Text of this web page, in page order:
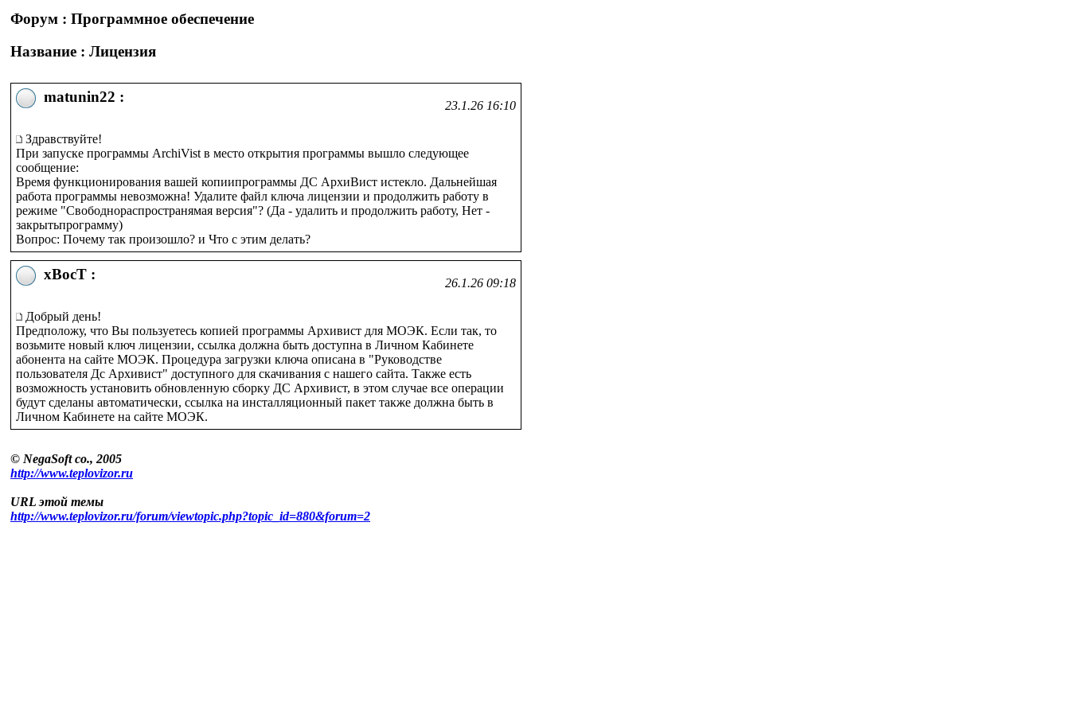
Форум : Программное обеспечение
Название : Лицензия
matunin22 :
23.1.26 16:10
Здравствуйте!
При запуске программы ArchiVist в место открытия программы вышло следующее
сообщение:
Время функционирования вашей копиипрограммы ДС АрхиВист истекло. Дальнейшая
работа программы невозможна! Удалите файл ключа лицензии и продолжить работу в
режиме "Свободнораспространямая версия"? (Да - удалить и продолжить работу, Нет -
закрытьпрограмму)
Вопрос: Почему так произошло? и Что с этим делать?
xBocT :
26.1.26 09:18
Добрый день!
Предположу, что Вы пользуетесь копией программы Архивист для МОЭК. Если так, то
возьмите новый ключ лицензии, ссылка должна быть доступна в Личном Кабинете
абонента на сайте МОЭК. Процедура загрузки ключа описана в "Руководстве
пользователя Дс Архивист" доступного для скачивания с нашего сайта. Также есть
возможность установить обновленную сборку ДС Архивист, в этом случае все операции
будут сделаны автоматически, ссылка на инсталляционный пакет также должна быть в
Личном Кабинете на сайте МОЭК.
© NegaSoft co., 2005
http://www.teplovizor.ru
URL этой темы
http://www.teplovizor.ru/forum/viewtopic.php?topic_id=880&forum=2